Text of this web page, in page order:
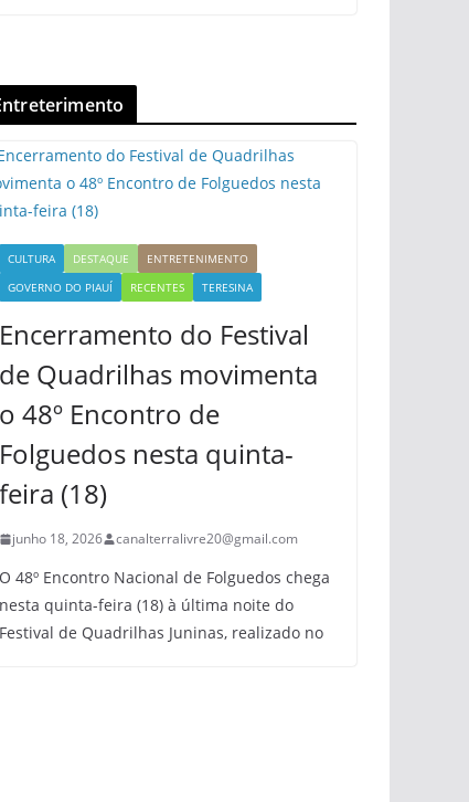
CULTURA DESTAQUE
ENTRETENIMENTO
GOVERNO DO PIAUÍ
RECENTES TERESINA
Encerramento do Festival
de Quadrilhas movimenta
o 48º Encontro de
Folguedos nesta quinta-
feira (18)
junho 18, 2026 canalterralivre20@gmail.com
O 48º Encontro Nacional de Folguedos chega
nesta quinta-feira (18) à última noite do
Festival de Quadrilhas Juninas, realizado no